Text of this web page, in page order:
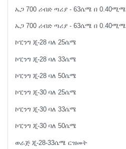
ኤጋ 700 ሪብድ ጣሪያ - 63ሴሜ በ 0.40ሚሜ
ኤጋ 700 ሪብድ ጣሪያ - 63ሴሜ በ 0.40ሚሜ
ኮፒንግ ጂ-28 ባለ 25ሴሜ
ኮፒንግ ጂ-28 ባለ 33ሴሜ
ኮፒንግ ጂ-28 ባለ 50ሴሜ
ኮፒንግ ጂ-30 ባለ 25ሴሜ
ኮፒንግ ጂ-30 ባለ 33ሴሜ
ኮፒንግ ጂ-30 ባለ 50ሴሜ
ወራጅ ጂ-28-33ሴሜ ርዝመት